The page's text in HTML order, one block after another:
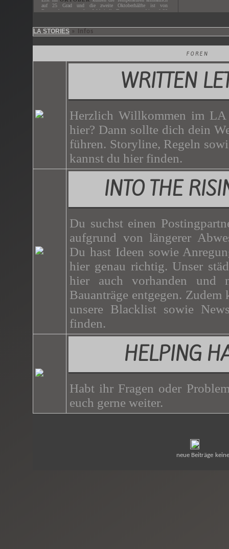
auf 25 Grad und die zweite Oktoberhälfte ist von
Regenschauern geprägt. Wobei die Temperaturen bis auf 20
Der nächsteZEITSPRUNGist inXX.XX.XXXX.
LA STORIES » Infos
FOREN
WRITTEN
Herzlich Willkommen im LA
hier? Dann sollte dich dein
führen. Storyline, Regeln
kannst du hier finden.
INTO THE
Du suchst einen
aufgrund von längerer
Du hast Ideen sowie
hier genau richtig. Unser
hier auch vorhanden und
Bauanträge entgegen.
unsere Blacklist sowie
finden.
HELPING
Habt ihr Fragen oder
euch gerne weiter.
neue Beiträge